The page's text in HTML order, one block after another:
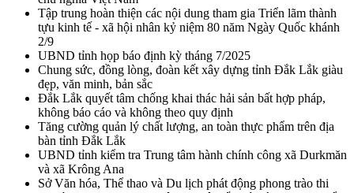
Tập trung hoàn thiện các nội dung tham gia Triển lãm thành
tựu kinh tế - xã hội nhân kỷ niệm 80 năm Ngày Quốc khánh
2/9
UBND tỉnh họp báo định kỳ tháng 7/2025
Chung sức, đồng lòng, đoàn kết xây dựng tỉnh Đắk Lắk giàu
đẹp, văn minh, bản sắc
Đắk Lắk quyết tâm chống khai thác hải sản bất hợp pháp,
không báo cáo và không theo quy định
Tăng cường quản lý chất lượng, an toàn thực phẩm trên địa
bàn tỉnh Đắk Lắk
UBND tỉnh kiểm tra Trung tâm hành chính công xã Durkmăn
và xã Krông Ana
Sở Văn hóa, Thể thao và Du lịch phát động phong trào thi